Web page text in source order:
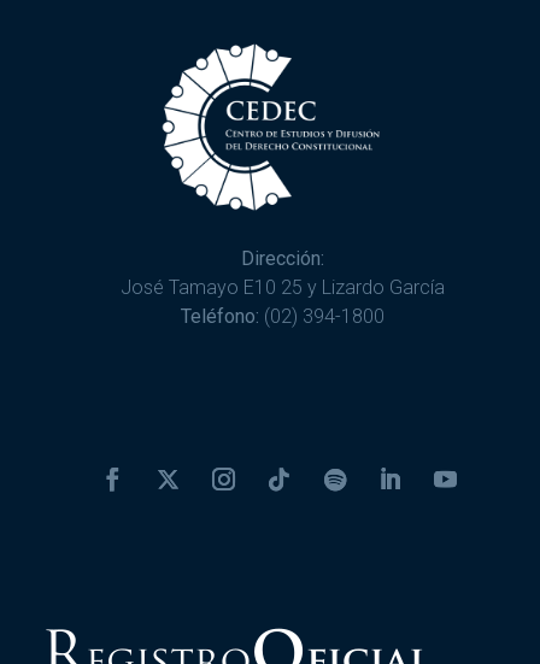
Dirección:
José Tamayo E10 25 y Lizardo García
Teléfono: (02) 394-1800